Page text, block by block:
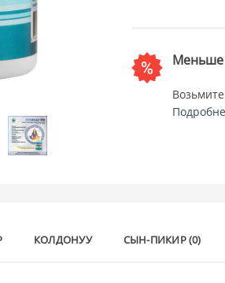
Меньше
КОЛДОНУУ СЫН-ПИКИР (0)